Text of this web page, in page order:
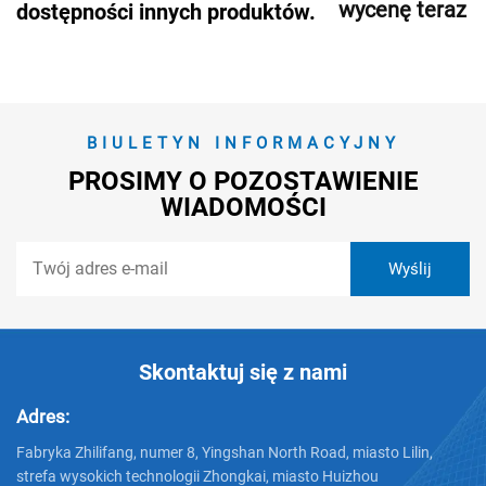
dostępności innych produktów. wycenę teraz
BIULETYN INFORMACYJNY
PROSIMY O POZOSTAWIENIE
WIADOMOŚCI
Skontaktuj się z nami
Adres:
Fabryka Zhilifang, numer 8, Yingshan North Road, miasto Lilin,
strefa wysokich technologii Zhongkai, miasto Huizhou